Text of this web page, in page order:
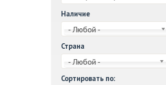
Наличие
- Любой -
Страна
- Любой -
Сортировать по: